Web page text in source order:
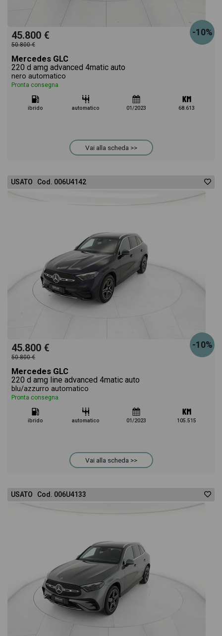
-10%
45.800 €
50.800 €
Mercedes GLC
220 d amg advanced 4matic auto
nero automatico
Pronta consegna
ibrido automatico 01/2023 68.613
Vai alla scheda >>
USATO Cod. 006U4142
-10%
45.800 €
50.800 €
Mercedes GLC
220 d amg line advanced 4matic auto
blu/azzurro automatico
Pronta consegna
ibrido automatico 01/2023 105.515
Vai alla scheda >>
USATO Cod. 006U4133